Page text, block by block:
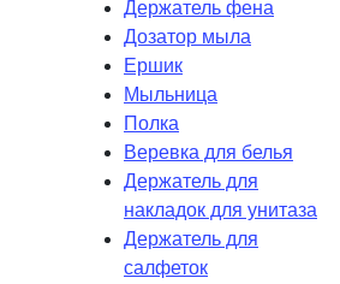
Держатель фена
Дозатор мыла
Eршик
Мыльница
Полка
Веревка для белья
Держатель для
накладок для унитаза
Держатель для
салфеток